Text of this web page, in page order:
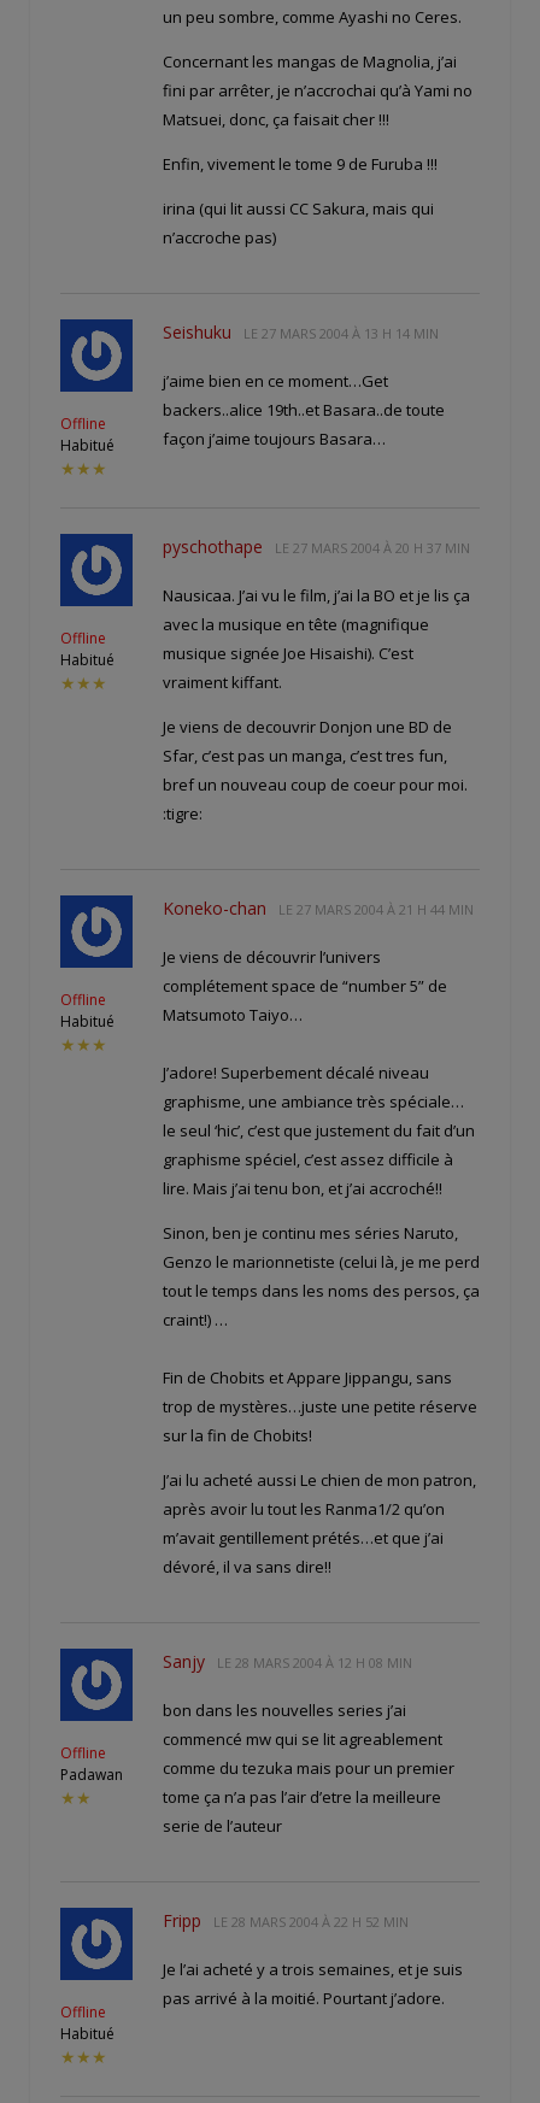
un peu sombre, comme Ayashi no Ceres.
Concernant les mangas de Magnolia, j’ai
fini par arrêter, je n’accrochai qu’à Yami no
Matsuei, donc, ça faisait cher !!!
Enfin, vivement le tome 9 de Furuba !!!
irina (qui lit aussi CC Sakura, mais qui
n’accroche pas)
Offline
Habitué
★★★
Seishuku LE 27 MARS 2004 À 13 H 14 MIN
j’aime bien en ce moment…Get
backers..alice 19th..et Basara..de toute
façon j’aime toujours Basara…
Offline
Habitué
★★★
pyschothape LE 27 MARS 2004 À 20 H 37 MIN
Nausicaa. J’ai vu le film, j’ai la BO et je lis ça
avec la musique en tête (magnifique
musique signée Joe Hisaishi). C’est
vraiment kiffant.
Je viens de decouvrir Donjon une BD de
Sfar, c’est pas un manga, c’est tres fun,
bref un nouveau coup de coeur pour moi.
:tigre:
Offline
Habitué
★★★
Koneko-chan LE 27 MARS 2004 À 21 H 44 MIN
Je viens de découvrir l’univers
complétement space de “number 5” de
Matsumoto Taiyo…
J’adore! Superbement décalé niveau
graphisme, une ambiance très spéciale…
le seul ‘hic’, c’est que justement du fait d’un
graphisme spéciel, c’est assez difficile à
lire. Mais j’ai tenu bon, et j’ai accroché!!
Sinon, ben je continu mes séries Naruto,
Genzo le marionnetiste (celui là, je me perd
tout le temps dans les noms des persos, ça
craint!) …
Fin de Chobits et Appare Jippangu, sans
trop de mystères…juste une petite réserve
sur la fin de Chobits!
J’ai lu acheté aussi Le chien de mon patron,
après avoir lu tout les Ranma1/2 qu’on
m’avait gentillement prétés…et que j’ai
dévoré, il va sans dire!!
Offline
Padawan
★★
Sanjy LE 28 MARS 2004 À 12 H 08 MIN
bon dans les nouvelles series j’ai
commencé mw qui se lit agreablement
comme du tezuka mais pour un premier
tome ça n’a pas l’air d’etre la meilleure
serie de l’auteur
Offline
Habitué
★★★
Fripp LE 28 MARS 2004 À 22 H 52 MIN
Je l’ai acheté y a trois semaines, et je suis
pas arrivé à la moitié. Pourtant j’adore.